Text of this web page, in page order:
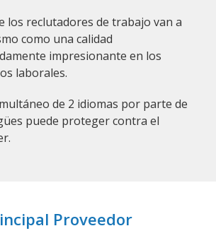
los reclutadores de trabajo van a
como una calidad
impresionante en los
laborales.
de 2 idiomas por parte de
puede proteger contra el
Proveedor